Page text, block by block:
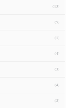
(13)
(5)
(1)
(4)
(3)
(4)
(2)